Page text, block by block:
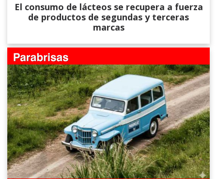
El consumo de lácteos se recupera a fuerza
de productos de segundas y terceras
marcas